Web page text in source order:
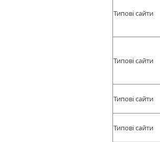
Типові сайти
Типові сайти
Типові сайти
Типові сайти